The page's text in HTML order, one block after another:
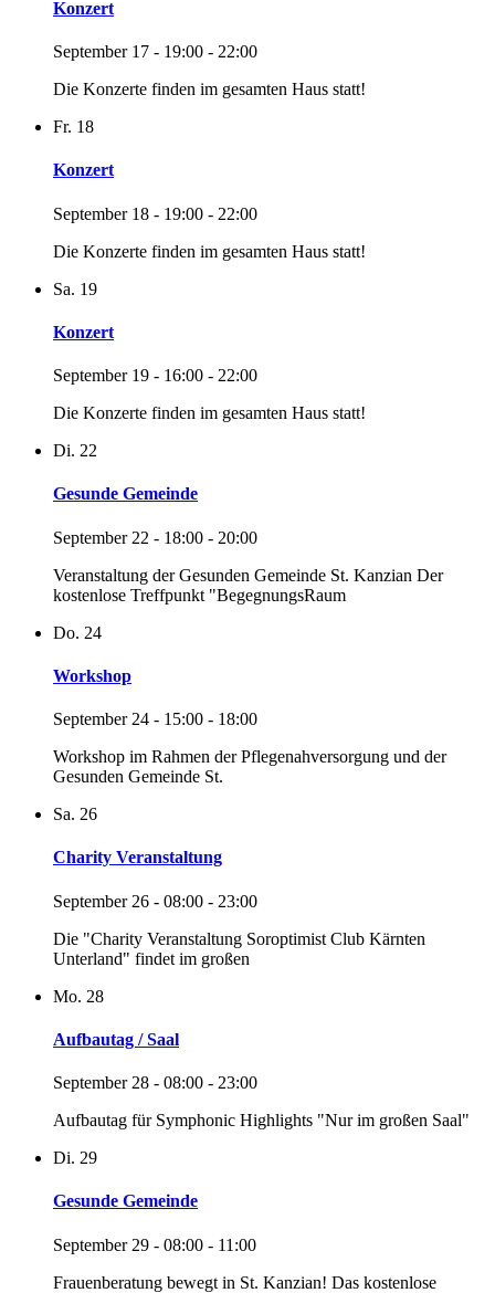
Konzert
September 17 - 19:00 - 22:00
Die Konzerte finden im gesamten Haus statt!
Fr. 18
Konzert
September 18 - 19:00 - 22:00
Die Konzerte finden im gesamten Haus statt!
Sa. 19
Konzert
September 19 - 16:00 - 22:00
Die Konzerte finden im gesamten Haus statt!
Di. 22
Gesunde Gemeinde
September 22 - 18:00 - 20:00
Veranstaltung der Gesunden Gemeinde St. Kanzian Der
kostenlose Treffpunkt "BegegnungsRaum
Do. 24
Workshop
September 24 - 15:00 - 18:00
Workshop im Rahmen der Pflegenahversorgung und der
Gesunden Gemeinde St.
Sa. 26
Charity Veranstaltung
September 26 - 08:00 - 23:00
Die "Charity Veranstaltung Soroptimist Club Kärnten
Unterland" findet im großen
Mo. 28
Aufbautag / Saal
September 28 - 08:00 - 23:00
Aufbautag für Symphonic Highlights "Nur im großen Saal"
Di. 29
Gesunde Gemeinde
September 29 - 08:00 - 11:00
Frauenberatung bewegt in St. Kanzian! Das kostenlose